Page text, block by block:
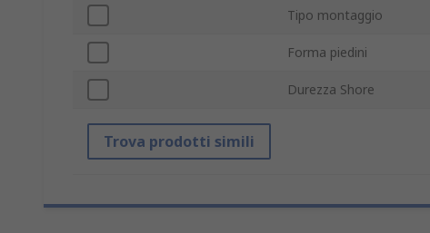
Tipo montaggio
Forma piedini
Durezza Shore
Trova prodotti simili